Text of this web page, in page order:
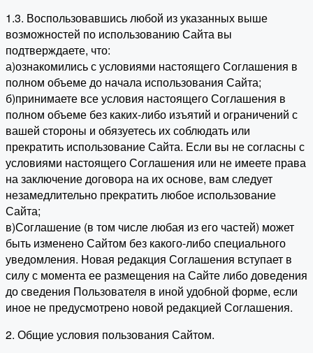
1.3. Воспользовавшись любой из указанных выше
возможностей по использованию Сайта вы
подтверждаете, что:
а)ознакомились с условиями настоящего Соглашения в
полном объеме до начала использования Сайта;
б)принимаете все условия настоящего Соглашения в
полном объеме без каких-либо изъятий и ограничений с
вашей стороны и обязуетесь их соблюдать или
прекратить использование Сайта. Если вы не согласны с
условиями настоящего Соглашения или не имеете права
на заключение договора на их основе, вам следует
незамедлительно прекратить любое использование
Сайта;
в)Соглашение (в том числе любая из его частей) может
быть изменено Сайтом без какого-либо специального
уведомления. Новая редакция Соглашения вступает в
силу с момента ее размещения на Сайте либо доведения
до сведения Пользователя в иной удобной форме, если
иное не предусмотрено новой редакцией Соглашения.
2. Общие условия пользования Сайтом.